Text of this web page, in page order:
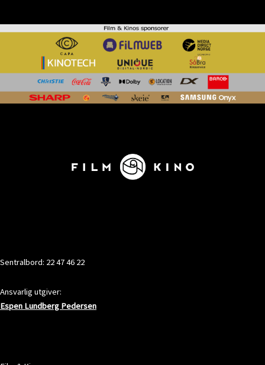
Sentralbord: 22 47 46 22
Ansvarlig utgiver:
Espen Lundberg Pedersen